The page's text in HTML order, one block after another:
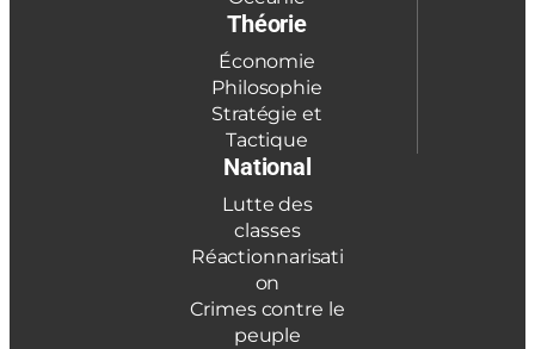
Théorie
Économie
Philosophie
Stratégie et
Tactique
National
Lutte des
classes
Réactionnarisati
on
Crimes contre le
peuple